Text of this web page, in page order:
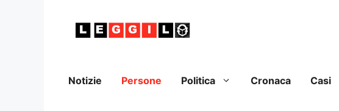
Notizie Persone Politica Cronaca Casi